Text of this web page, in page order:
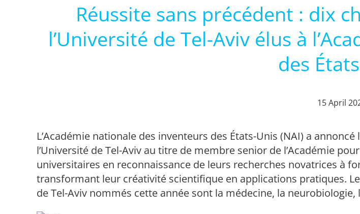
Réussite sans précédent : dix
l’Université de Tel-Aviv élus à
des
15 April
L’Académie nationale des inventeurs des États-Unis (NAI) a
l’Université de Tel-Aviv au titre de membre senior de l’Académie
universitaires en reconnaissance de leurs recherches novatrices à
transformant leur créativité scientifique en applications pratiques.
de Tel-Aviv nommés cette année sont la médecine, la neurobiologie,